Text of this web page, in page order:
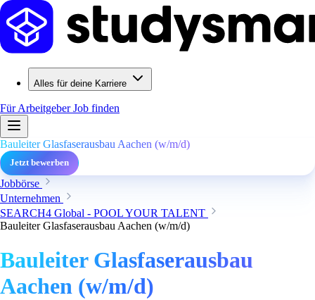
Alles für deine Karriere
Für ArbeitgeberJob finden
Bauleiter Glasfaserausbau Aachen (w/m/d)
Jetzt bewerben
Jobbörse
Unternehmen
SEARCH4 Global - POOL YOUR TALENT
Bauleiter Glasfaserausbau Aachen (w/m/d)
Bauleiter Glasfaserausbau
Aachen (w/m/d)